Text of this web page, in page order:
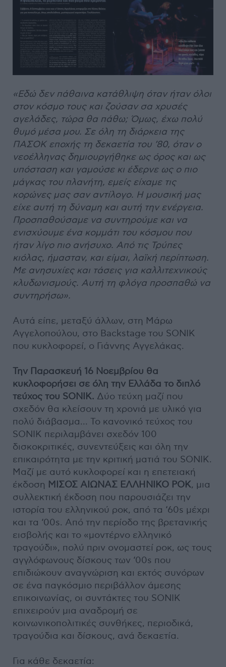
«Εδώ δεν πάθαινα κατάθλιψη όταν ήταν όλοι
στον κόσμο τους και ζούσαν σα χρυσές
αγελάδες, τώρα θα πάθω; Όμως, έχω πολύ
θυμό μέσα μου. Σε όλη τη διάρκεια της
ΠΑΣΟΚ εποχής τη δεκαετία του ’80, όταν ο
νεοέλληνας δημιουργήθηκε ως όρος και ως
υπόσταση και γαμούσε κι έδερνε ως ο πιο
μάγκας του πλανήτη, εμείς είχαμε τις
κορώνες μας σαν αντίλογο. Η μουσική μας
είχε αυτή τη δύναμη και αυτή την ενέργεια.
Προσπαθούσαμε να συντηρούμε και να
ενισχύουμε ένα κομμάτι του κόσμου που
ήταν λίγο πιο ανήσυχο. Από τις Τρύπες
κιόλας, ήμασταν, και είμαι, λαϊκή περίπτωση.
Με ανησυχίες και τάσεις για καλλιτεχνικούς
κλυδωνισμούς. Αυτή τη φλόγα προσπαθώ να
συντηρήσω».
Αυτά είπε, μεταξύ άλλων, στη Μάρω
Αγγελοπούλου, στο Backstage του SONIK
που κυκλοφορεί, ο Γιάννης Αγγελάκας.
Την Παρασκευή 16 Νοεμβρίου θα
κυκλοφορήσει σε όλη την Ελλάδα το διπλό
τεύχος του SONIK. Δύο τεύχη μαζί που
σχεδόν θα κλείσουν τη χρονιά με υλικό για
πολύ διάβασμα... Το κανονικό τεύχος του
SONIK περιλαμβάνει σχεδόν 100
δισκοκριτικές, συνεντεύξεις και όλη την
επικαιρότητα με την κριτική ματιά του SONIK.
Μαζί με αυτό κυκλοφορεί και η επετειακή
έκδοση ΜΙΣΟΣ ΑΙΩΝΑΣ ΕΛΛΗΝΙΚΟ ΡΟΚ, μια
συλλεκτική έκδοση που παρουσιάζει την
ιστορία του ελληνικού ροκ, από τα ‘60s μέχρι
και τα ‘00s. Από την περίοδο της βρετανικής
εισβολής και το «μοντέρνο ελληνικό
τραγούδι», πολύ πριν ονομαστεί ροκ, ως τους
αγγλόφωνους δίσκους των ‘00s που
επιδιώκουν αναγνώριση και εκτός συνόρων
σε ένα παγκόσμιο περιβάλλον άμεσης
επικοινωνίας, οι συντάκτες του SONIK
επιχειρούν μια αναδρομή σε
κοινωνικοπολιτικές συνθήκες, περιοδικά,
τραγούδια και δίσκους, ανά δεκαετία.
Για κάθε δεκαετία: